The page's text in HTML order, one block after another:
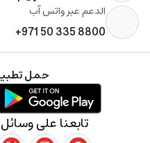
الدعم عبر واتس آب
+971 50 335 8800
تابعنا على
حمل